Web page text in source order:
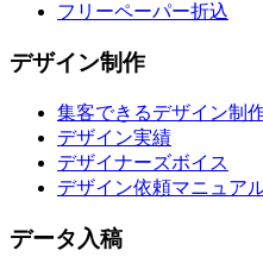
フリーペーパー折込
デザイン制作
集客できるデザイン制
デザイン実績
デザイナーズボイス
デザイン依頼マニュア
データ入稿